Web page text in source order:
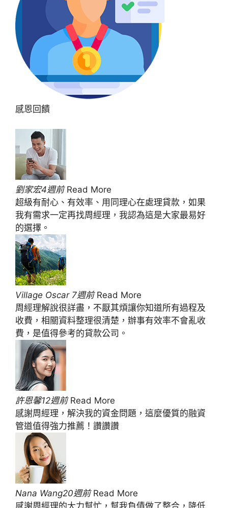
感恩回饋
劉家宏4週前Read More
超級有耐心、有效率、用同理心在處理貸款，如果
我有需求一定再找周經理，我認為這是大家最易好
的選擇。
Village Oscar 7週前Read More
周經理解說很詳盡，不厭其煩讓你知道所有過程及
收費，相關資料整理很清楚，辦事有效率不會亂收
費，是值得參考的貸款公司。
許恩馨12週前Read More
感謝周經理，解決我的資金問題，這麼優質的融資
管道值得強力推薦！讚讚讚
Nana Wang20週前Read More
感謝周經理的大力幫忙，幫我負債做了整合，降低